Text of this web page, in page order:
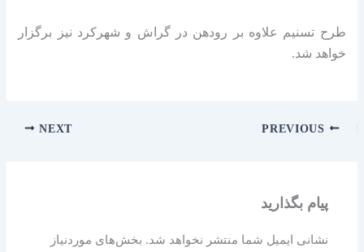
طرح تسنیم علاوه بر رودهن در گراش و شهرکرد نیز برگزار
خواهد شد.
NEXT
پیام بگذارید
نشانی ایمیل شما منتشر نخواهد شد. بخش‌های موردنیاز